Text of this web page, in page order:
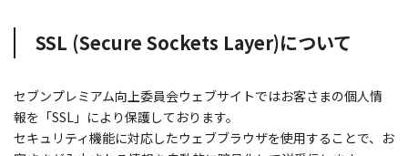
SSL (Secure Sockets Layer)について
セブンプレミアム向上委員会ウェブサイトではお客さまの個人情
報を「SSL」により保護しております。
セキュリティ機能に対応したウェブブラウザを使用することで、お